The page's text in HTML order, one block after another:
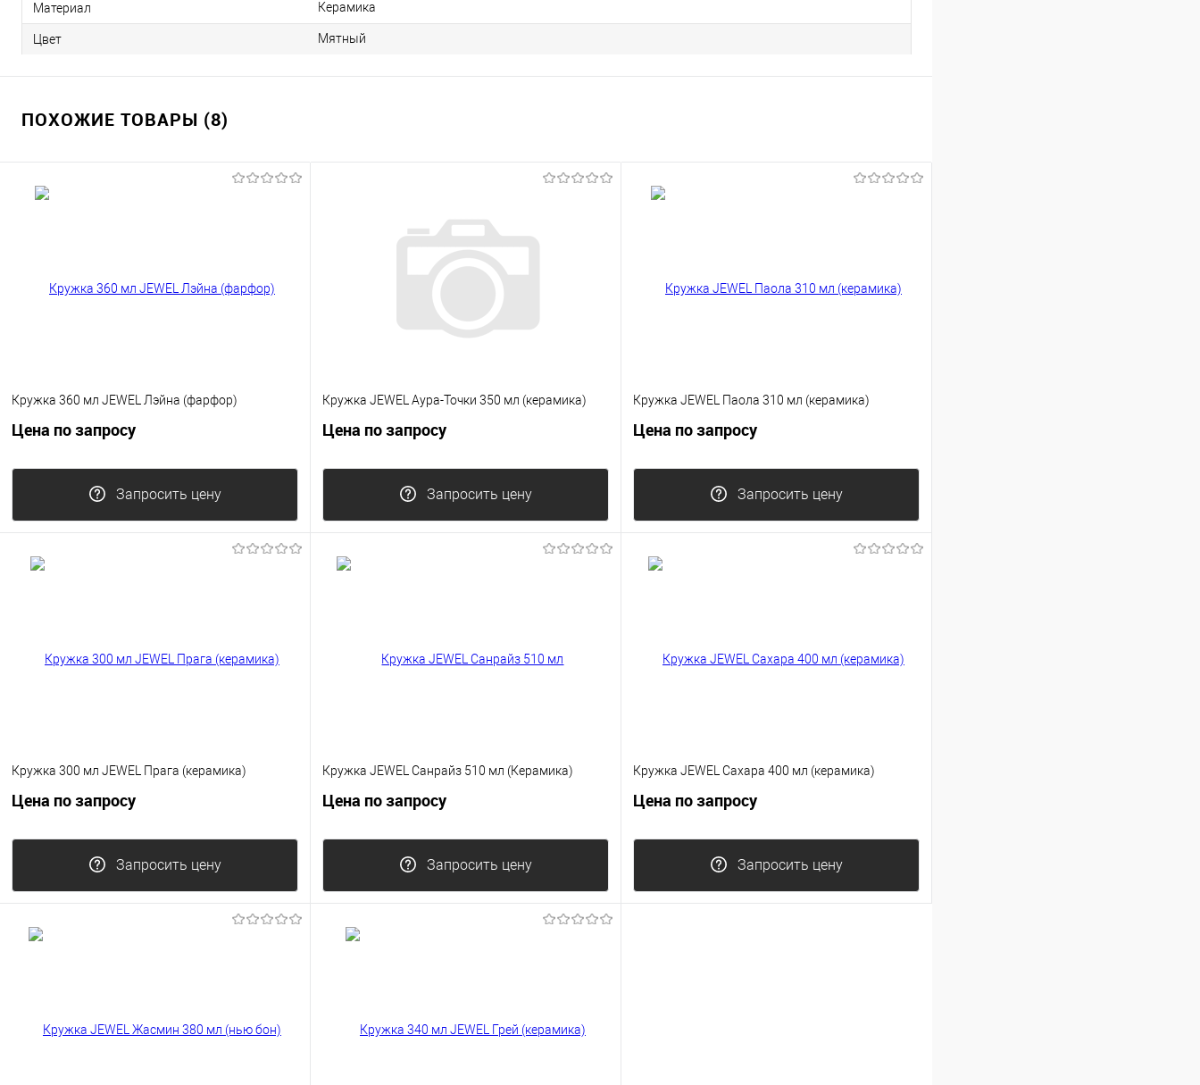
Материал Керамика
Цвет Мятный
ПОХОЖИЕ ТОВАРЫ (8)
Кружка 360 мл JEWEL Лэйна (фарфор)
Цена по запросу
Запросить цену
Кружка JEWEL Аура-Точки 350 мл (керамика)
Цена по запросу
Запросить цену
Кружка JEWEL Паола 310 мл (керамика)
Цена по запросу
Запросить цену
Кружка 300 мл JEWEL Прага (керамика)
Цена по запросу
Запросить цену
Кружка JEWEL Санрайз 510 мл (Керамика)
Цена по запросу
Запросить цену
Кружка JEWEL Сахара 400 мл (керамика)
Цена по запросу
Запросить цену